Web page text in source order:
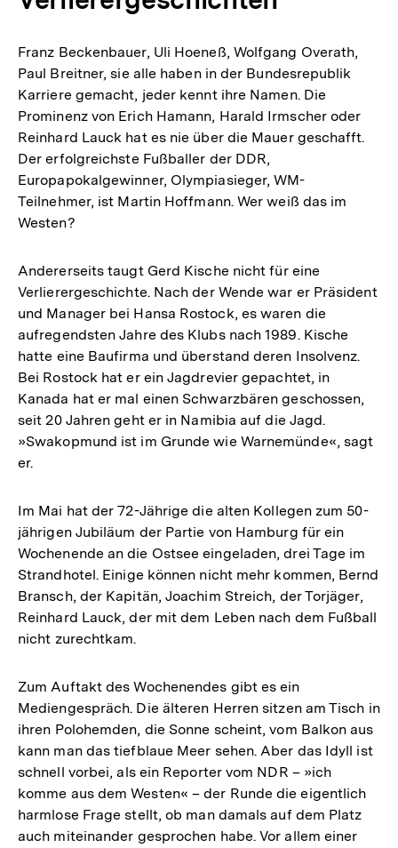
Franz Beckenbauer, Uli Hoeneß, Wolfgang Overath,
Paul Breitner, sie alle haben in der Bundesrepublik
Karriere gemacht, jeder kennt ihre Namen. Die
Prominenz von Erich Hamann, Harald Irmscher oder
Reinhard Lauck hat es nie über die Mauer geschafft.
Der erfolgreichste Fußballer der DDR,
Europapokalgewinner, Olympiasieger, WM-
Teilnehmer, ist Martin Hoffmann. Wer weiß das im
Westen?
Andererseits taugt Gerd Kische nicht für eine
Verlierergeschichte. Nach der Wende war er Präsident
und Manager bei Hansa Rostock, es waren die
aufregendsten Jahre des Klubs nach 1989. Kische
hatte eine Baufirma und überstand deren Insolvenz.
Bei Rostock hat er ein Jagdrevier gepachtet, in
Kanada hat er mal einen Schwarzbären geschossen,
seit 20 Jahren geht er in Namibia auf die Jagd.
»Swakopmund ist im Grunde wie Warnemünde«, sagt
er.
Im Mai hat der 72-Jährige die alten Kollegen zum 50-
jährigen Jubiläum der Partie von Hamburg für ein
Wochenende an die Ostsee eingeladen, drei Tage im
Strandhotel. Einige können nicht mehr kommen, Bernd
Bransch, der Kapitän, Joachim Streich, der Torjäger,
Reinhard Lauck, der mit dem Leben nach dem Fußball
nicht zurechtkam.
Zum Auftakt des Wochenendes gibt es ein
Mediengespräch. Die älteren Herren sitzen am Tisch in
ihren Polohemden, die Sonne scheint, vom Balkon aus
kann man das tiefblaue Meer sehen. Aber das Idyll ist
schnell vorbei, als ein Reporter vom NDR – »ich
komme aus dem Westen« – der Runde die eigentlich
harmlose Frage stellt, ob man damals auf dem Platz
auch miteinander gesprochen habe. Vor allem einer